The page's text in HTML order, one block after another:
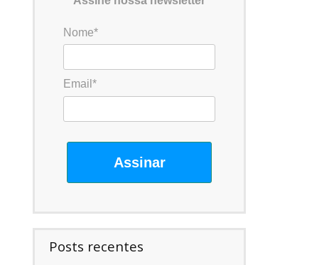
Nome*
Email*
Assinar
Posts recentes